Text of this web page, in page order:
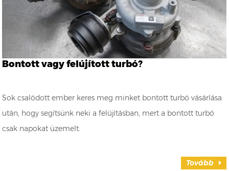
Bontott vagy felújított turbó?
Sok csalódott ember keres meg minket bontott turbó vásárlása
után, hogy segítsünk neki a felújításban, mert a bontott turbó
csak napokat üzemelt.
Tovább